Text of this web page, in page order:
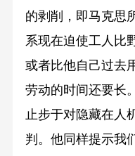
的剥削，即马克思
系现在迫使工人比
或者比他自己过去
劳动的时间还要长
止步于对隐藏在人
判。他同样提示我